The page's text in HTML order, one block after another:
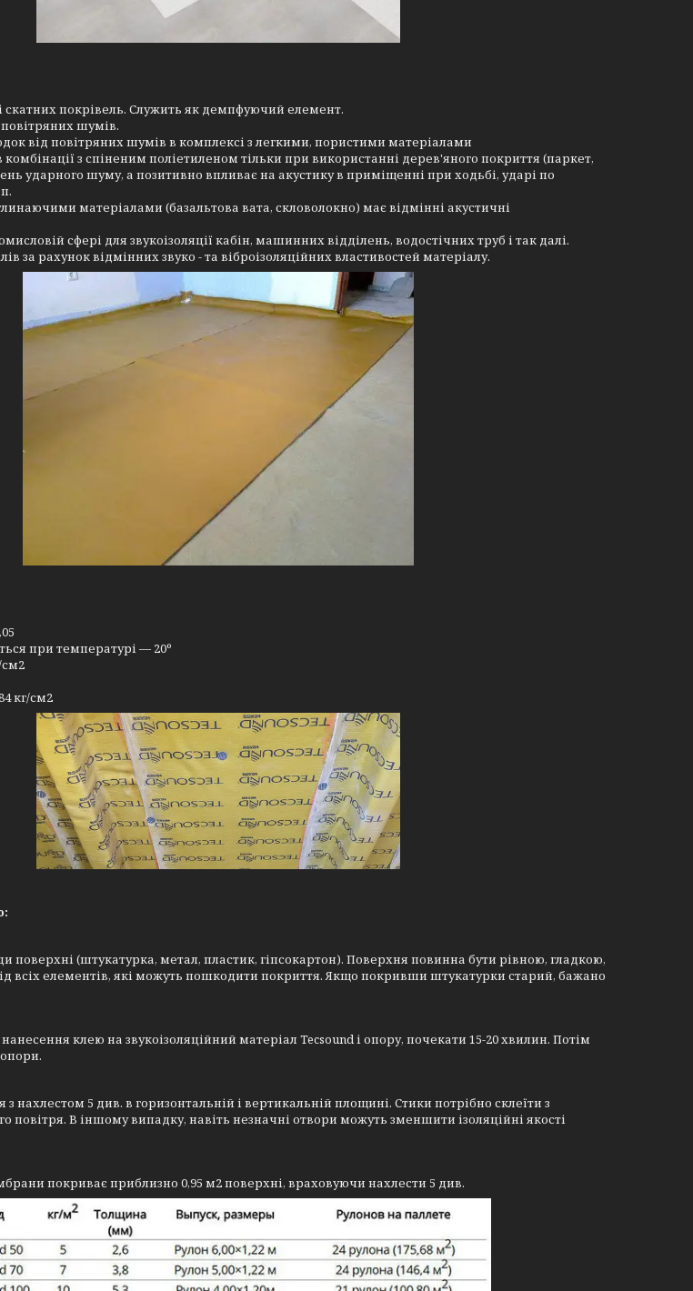
скатних покрівель. Служить як демпфуючий елемент.
повітряних шумів.
від повітряних шумів в комплексі з легкими, пористими матеріалами
комбінації з спіненим поліетиленом тільки при використанні дерев'яного покриття (паркет,
ударного шуму, а позитивно впливає на акустику в приміщенні при ходьбі, ударі по
матеріалами (базальтова вата, скловолокно) має відмінні акустичні
сфері для звукоізоляції кабін, машинних відділень, водостічних труб і так далі.
за рахунок відмінних звуко - та віброізоляційних властивостей матеріалу.
при температурі — 20º
см2
кг/см2
поверхні (штукатурка, метал, пластик, гіпсокартон). Поверхня повинна бути рівною, гладкою,
всіх елементів, які можуть пошкодити покриття. Якщо покривши штукатурки старий, бажано
нанесення клею на звукоізоляційний матеріал Tecsound і опору, почекати 15-20 хвилин. Потім
з нахлестом 5 див. в горизонтальній і вертикальній площині. Стики потрібно склеїти з
повітря. В іншому випадку, навіть незначні отвори можуть зменшити ізоляційні якості
покриває приблизно 0,95 м2 поверхні, враховуючи нахлести 5 див.